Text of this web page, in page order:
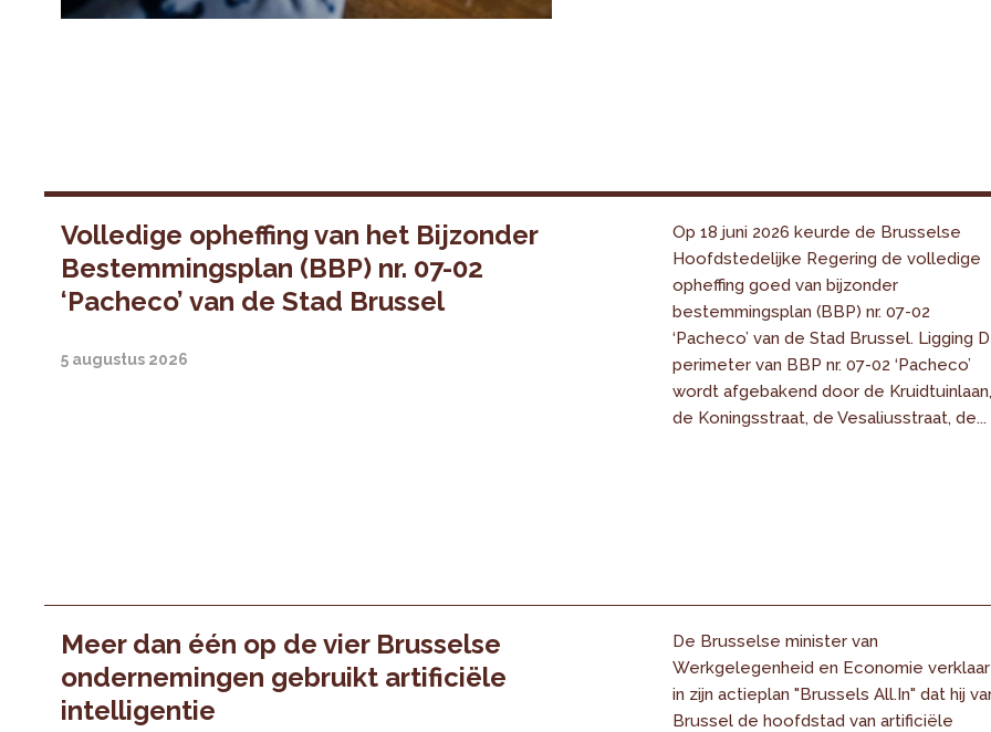
Volledige opheffing van het Bijzonder
Bestemmingsplan (BBP) nr. 07-02
‘Pacheco’ van de Stad Brussel
5 augustus 2026
Op 18 juni 2026 keurde de Brusselse
Hoofdstedelijke Regering de volledige
opheffing goed van bijzonder
bestemmingsplan (BBP) nr. 07-02
‘Pacheco’ van de Stad Brussel. Ligging
perimeter van BBP nr. 07-02 ‘Pacheco’
wordt afgebakend door de
de Koningsstraat, de Vesaliusstraat, de...
Meer dan één op de vier Brusselse
ondernemingen gebruikt artificiële
intelligentie
De Brusselse minister van
Werkgelegenheid en Economie
in zijn actieplan "Brussels All.In" dat hij
Brussel de hoofdstad van artificiële